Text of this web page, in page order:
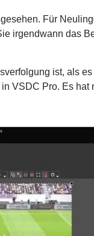
Für
irgendwann das
ist, als
VSDC Pro. Es hat